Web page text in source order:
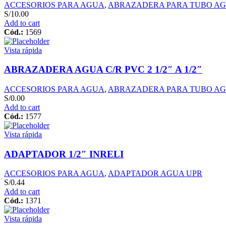
ACCESORIOS PARA AGUA, ABRAZADERA PARA TUBO
S/10.00
Add to cart
Cód.: 1569
Vista rápida
ABRAZADERA AGUA C/R PVC 2 1/2″ A 1/2″
ACCESORIOS PARA AGUA, ABRAZADERA PARA TUBO
S/0.00
Add to cart
Cód.: 1577
Vista rápida
ADAPTADOR 1/2″ INRELI
ACCESORIOS PARA AGUA, ADAPTADOR AGUA UPR
S/0.44
Add to cart
Cód.: 1371
Vista rápida